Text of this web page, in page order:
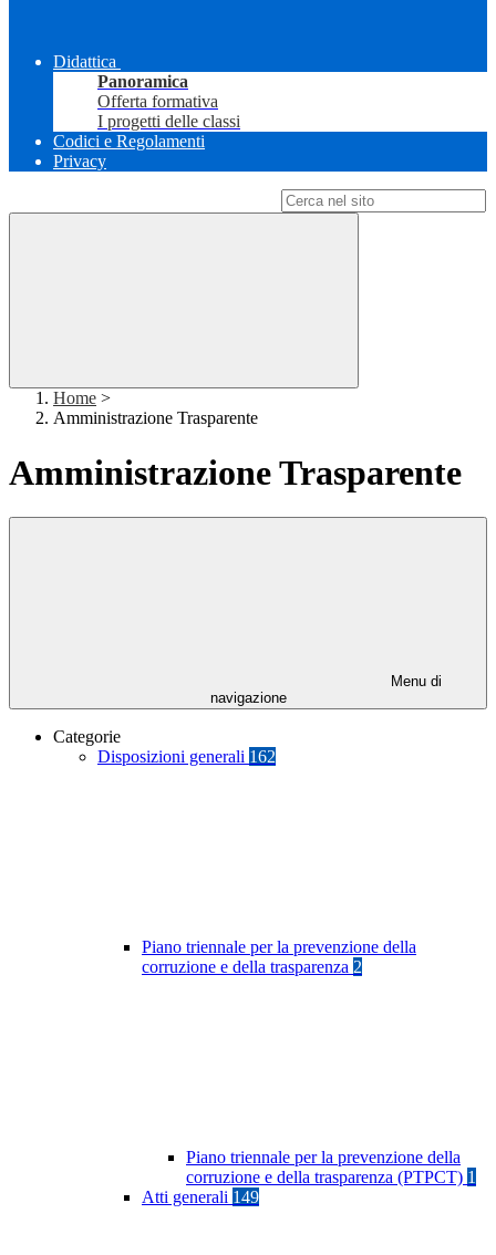
Didattica
Panoramica
Offerta formativa
I progetti delle classi
Codici e Regolamenti
Privacy
Home >
Amministrazione Trasparente
Amministrazione Trasparente
Menu di
navigazione
Categorie
Disposizioni generali 162
Piano triennale per la prevenzione della
corruzione e della trasparenza 2
Piano triennale per la prevenzione della
corruzione e della trasparenza (PTPCT) 1
Atti generali 149